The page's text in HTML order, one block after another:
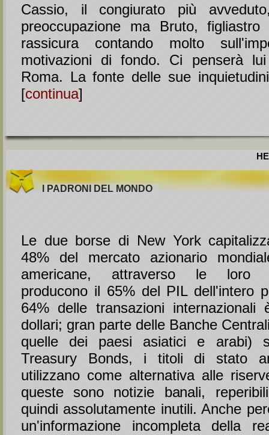
Cassio, il congiurato più
preoccupazione ma Bruto,
rassicura contando molto
motivazioni di fondo. Ci penserà
Roma. La fonte delle sue
[continua]
I PADRONI DEL MONDO
Le due borse di New York
48% del mercato azionario
americane, attraverso le loro
producono il 65% del PIL dell'intero
64% delle transazioni internazionali
dollari; gran parte delle Banche
quelle dei paesi asiatici e arabi)
Treasury Bonds, i titoli di stato
utilizzano come alternativa alle
queste sono notizie banali,
quindi assolutamente inutili. Anche
un'informazione incompleta della